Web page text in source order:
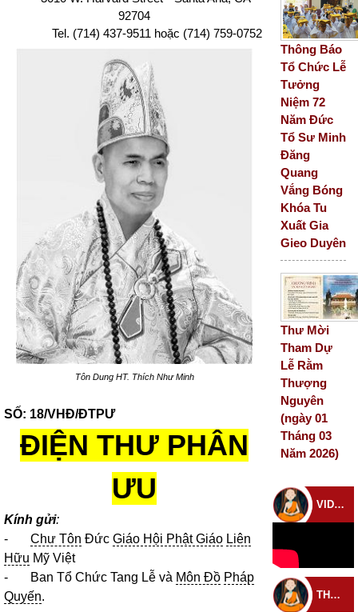
92704
Tel. (714) 437-9511 hoặc (714) 759-0752
Tôn Dung HT. Thích Như Minh
SỐ: 18/VHĐ/ĐTPƯ
ĐIỆN THƯ PHÂN
ƯU
Kính gửi:
- Chư Tôn Đức Giáo Hội Phật Giáo Liên
Hữu Mỹ Việt
- Ban Tổ Chức Tang Lễ và Môn Đồ Pháp
Quyến.
Thông Báo
Tổ Chức Lễ
Tưởng
Niệm 72
Năm Đức
Tổ Sư Minh
Đăng
Quang
Vắng Bóng
Khóa Tu
Xuất Gia
Gieo Duyên
Thư Mời
Tham Dự
Lễ Rằm
Thượng
Nguyên
(ngày 01
Tháng 03
Năm 2026)
VIDEO CHÙA
THEO DÕI THIỀN TỰ